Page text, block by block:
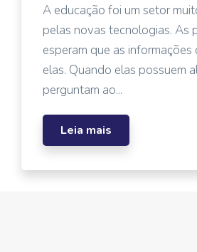
A educação foi um setor
pelas novas tecnologias. As
esperam que as informações
elas. Quando elas possuem
perguntam ao...
Leia mais